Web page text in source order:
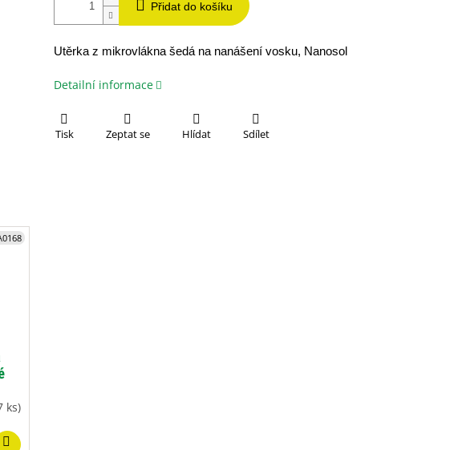
Přidat do košíku
Utěrka z mikrovlákna šedá na nanášení vosku, Nanosol
Detailní informace
Tisk Zeptat se Hlídat Sdílet
ks)